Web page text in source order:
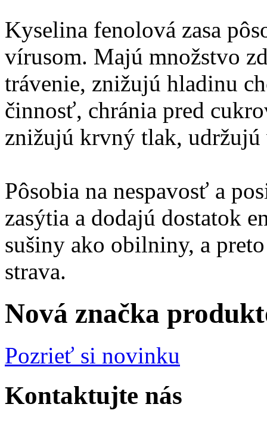
Kyselina fenolová zasa
vírusom. Majú množstvo
trávenie, znižujú hladinu
činnosť, chránia pred
znižujú krvný tlak,
Pôsobia na nespavosť a
zasýtia a dodajú dostatok
sušiny ako obilniny, a
strava.
Nová značka
Pozrieť si novinku
Kontaktujte nás